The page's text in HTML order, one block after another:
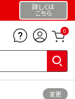
詳しくは
こちら
0
変更